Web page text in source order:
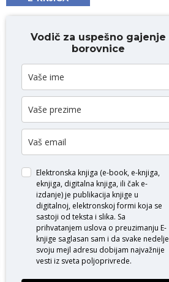
Vodič za uspešno gajenje
borovnice
Elektronska knjiga (e-book, e-knjiga,
eknjiga, digitalna knjiga, ili čak e-
izdanje) je publikacija knjige u
digitalnoj, elektronskoj formi koja se
sastoji od teksta i slika. Sa
prihvatanjem uslova o preuzimanju E-
knjige saglasan sam i da svake nedelje
svoju mejl adresu dobijam najvažnije
vesti iz sveta poljoprivrede.